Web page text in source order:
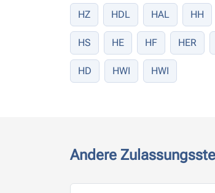
HZ HDL HAL HH
HS HE HF HER
HD HWI HWI
Andere